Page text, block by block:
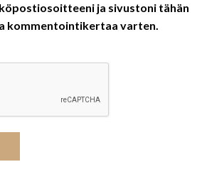
ja sivustoni tähän
kommentointikertaa varten.